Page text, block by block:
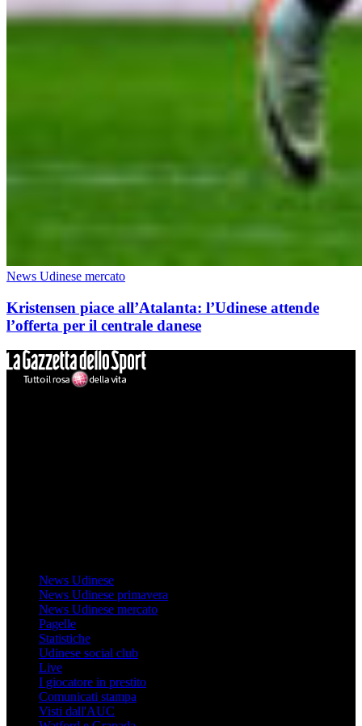
News Udinese mercato
Kristensen piace all’Atalanta: l’Udinese attende
l’offerta per il centrale danese
News Udinese
News Udinese primavera
News Udinese mercato
Pagelle
Statistiche
Udinese social club
Live
I giocatore in prestito
Comunicati stampa
Visti dall'AUC